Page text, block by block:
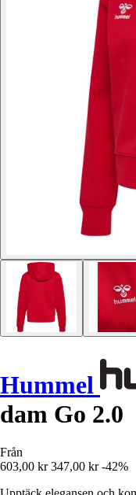
Hummel
dam Go 2.0
Från
603,00 kr 347,00 kr -42%